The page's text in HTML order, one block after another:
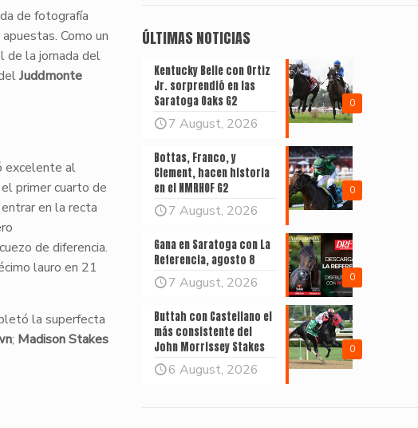
de fotografía
Como un
de la jornada del
Juddmonte
excelente al
primer cuarto de
en la recta
de diferencia.
lauro en 21
la superfecta
; Madison Stakes
ÚLTIMAS NOTICIAS
0
Kentucky Belle con Ortiz
Jr. sorprendió en las
Saratoga Oaks G2
7 August, 2026
0
Bottas, Franco, y
Clement, hacen historia
en el NMRHOF G2
7 August, 2026
0
Gana en Saratoga con La
Referencia, agosto 8
7 August, 2026
0
Buttah con Castellano el
más consistente del
John Morrissey Stakes
6 August, 2026